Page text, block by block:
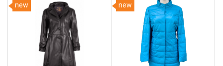
new new